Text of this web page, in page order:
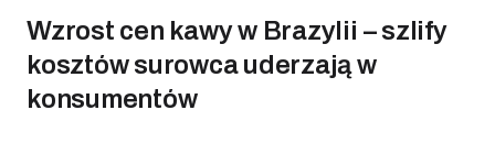
Wzrost cen kawy w Brazylii – szlify
kosztów surowca uderzają w
konsumentów